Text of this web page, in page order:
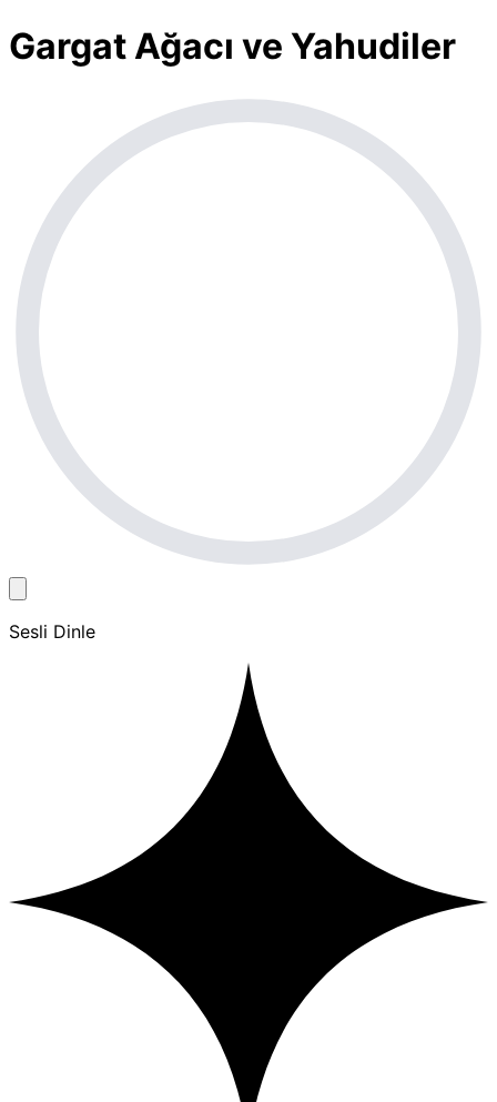
Gargat Ağacı ve Yahudiler
Sesli Dinle